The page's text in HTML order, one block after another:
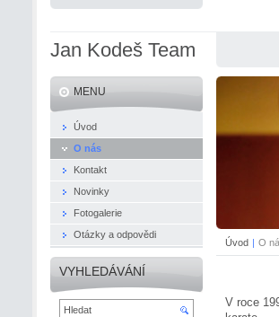
Jan Kodeš Team
Úvod | O
V roce
MENU
Úvod
O nás
Kontakt
Novinky
Fotogalerie
Otázky a odpovědi
VYHLEDÁVÁNÍ